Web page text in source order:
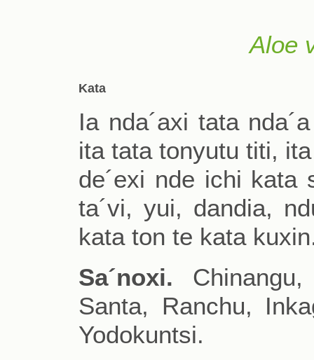
Aloe
Kata
Ia nda´axi tata
ita tata tonyutu titi,
de´exi nde ichi kata
ta´vi, yui, dandia,
kata ton te kata
Sa´noxi.
Santa, Ranchu,
Yodokuntsi.